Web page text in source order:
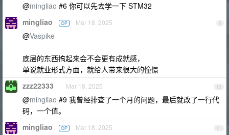
@mingliao #6 你可以先去学一下 STM32
9
mingliao OP Mar 18, 2025
@Vaspike
底层的东西搞起来会不会更有成就感，
单说就业形式方面，就给人带来很大的憧憬
10
zzz22333 Mar 18, 2025
@mingliao #9 我曾经排查了一个月的问题，最后就改了一行代
码，一个值。
11
mingliao OP Mar 18, 2025